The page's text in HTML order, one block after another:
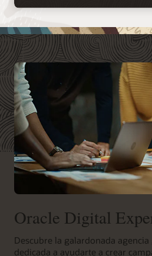
Oracle Digital
Descubre la galardonada agencia
dedicada a ayudarte a crear